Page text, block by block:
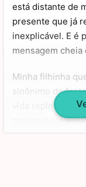
está distante de
presente que já
inexplicável. E é
mensagem cheia
Minha filhinha
sinônimo de
vida repleta de
continuo
acompanhar